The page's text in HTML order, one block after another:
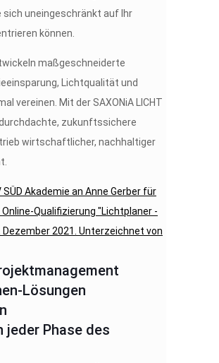
sich uneingeschränkt auf Ihr
können.
maßgeschneiderte
Lichtqualität und
vereinen. Mit der SAXONiA LICHT
zukunftssichere
wirtschaftlicher, nachhaltiger
Lösungen
Geschäfte
jeder Phase des